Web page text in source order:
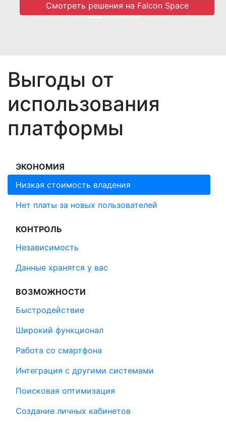
Смотреть решения на Falcon Space
Выгоды от
использования
платформы
ЭКОНОМИЯ
Низкая стоимость владения
Нет платы за новых пользователей
КОНТРОЛЬ
Независимость
Данные хранятся у вас
ВОЗМОЖНОСТИ
Быстродействие
Широкий функционал
Работа со смартфона
Интеграция с другими системами
Поисковая оптимизация
Создание личных кабинетов